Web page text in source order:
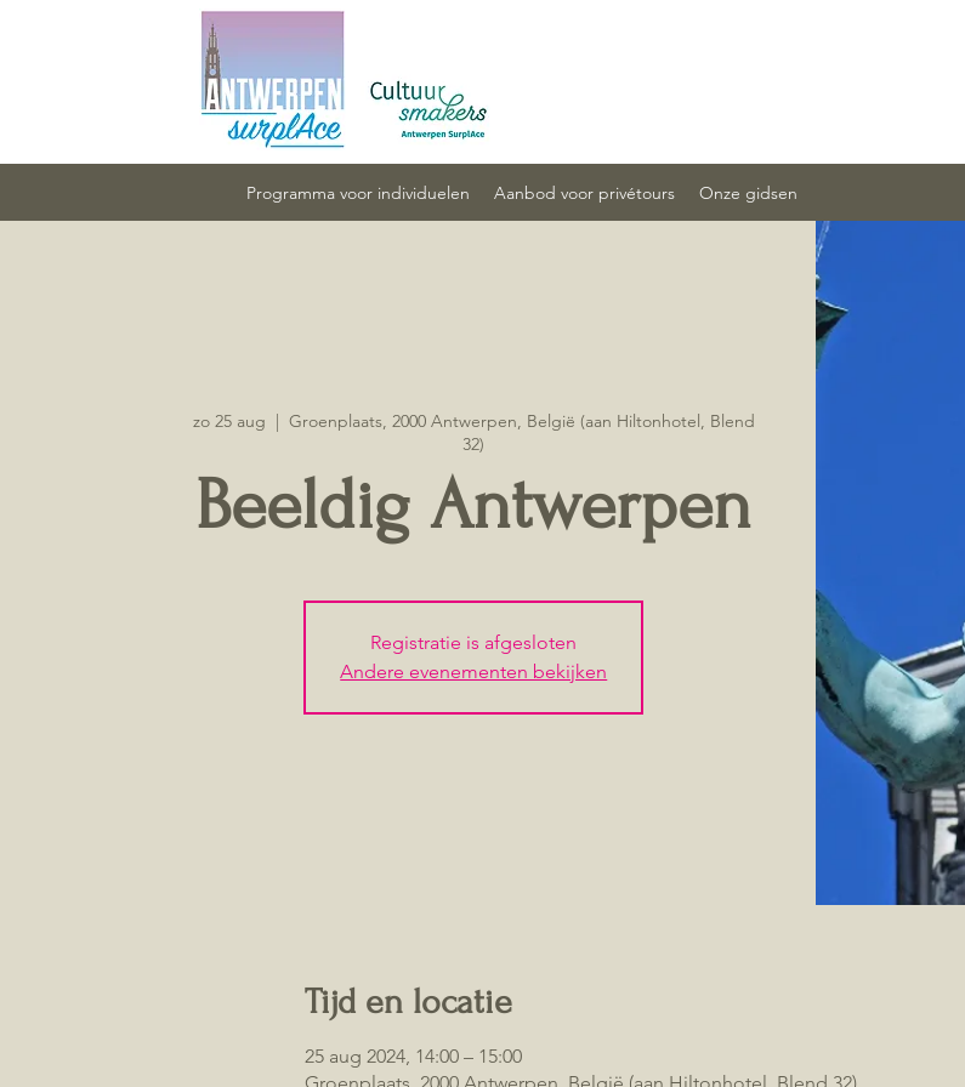
Programma voor individuelen Aanbod voor privétours Onze gidsen
zo 25 aug
  |
Groenplaats, 2000 Antwerpen, België (aan Hiltonhotel, Blend
32)
Beeldig Antwerpen
Registratie is afgesloten
Andere evenementen bekijken
Tijd en locatie
25 aug 2024, 14:00 – 15:00
Groenplaats, 2000 Antwerpen, België (aan Hiltonhotel, Blend 32)